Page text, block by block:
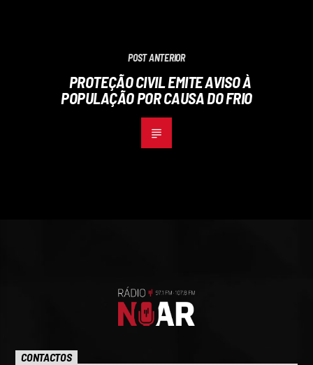
POST ANTERIOR
PROTEÇÃO CIVIL EMITE AVISO À
POPULAÇÃO POR CAUSA DO FRIO
CONTACTOS